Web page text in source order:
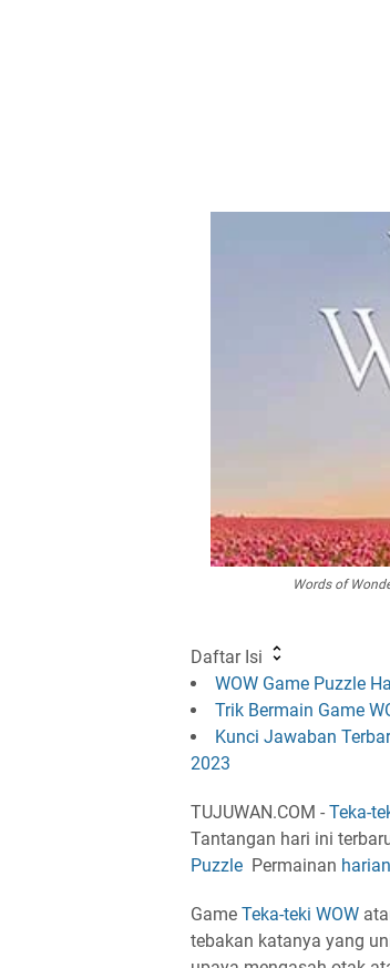
Words of
Daftar Isi
WOW Game Puzzle
Trik Bermain Game
Kunci Jawaban
2023
TUJUWAN.COM - Teka-
Tantangan hari ini
Puzzle Permainan harian
Game Teka-teki WOW
tebakan katanya yang